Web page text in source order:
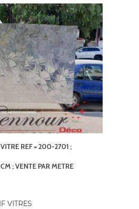
REF = 200-2701 ;
; VENTE PAR METRE
VITRES